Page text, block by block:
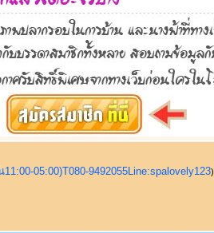
05:00)T080-9492055Line:spalovely123)